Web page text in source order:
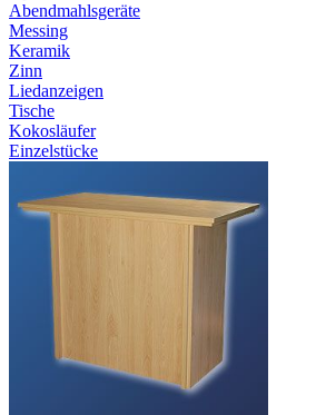
Abendmahlsgeräte
Messing
Keramik
Zinn
Liedanzeigen
Tische
Kokosläufer
Einzelstücke